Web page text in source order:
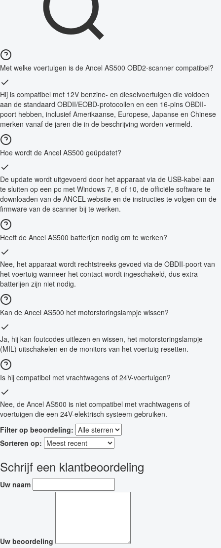
Met welke voertuigen is de Ancel AS500 OBD2-scanner compatibel?
Hij is compatibel met 12V benzine- en dieselvoertuigen die voldoen
aan de standaard OBDII/EOBD-protocollen en een 16-pins OBDII-
poort hebben, inclusief Amerikaanse, Europese, Japanse en Chinese
merken vanaf de jaren die in de beschrijving worden vermeld.
Hoe wordt de Ancel AS500 geüpdatet?
De update wordt uitgevoerd door het apparaat via de USB-kabel aan
te sluiten op een pc met Windows 7, 8 of 10, de officiële software te
downloaden van de ANCEL-website en de instructies te volgen om de
firmware van de scanner bij te werken.
Heeft de Ancel AS500 batterijen nodig om te werken?
Nee, het apparaat wordt rechtstreeks gevoed via de OBDII-poort van
het voertuig wanneer het contact wordt ingeschakeld, dus extra
batterijen zijn niet nodig.
Kan de Ancel AS500 het motorstoringslampje wissen?
Ja, hij kan foutcodes uitlezen en wissen, het motorstoringslampje
(MIL) uitschakelen en de monitors van het voertuig resetten.
Is hij compatibel met vrachtwagens of 24V-voertuigen?
Nee, de Ancel AS500 is niet compatibel met vrachtwagens of
voertuigen die een 24V-elektrisch systeem gebruiken.
Filter op beoordeling:
Sorteren op:
Schrijf een klantbeoordeling
Uw naam
Uw beoordeling